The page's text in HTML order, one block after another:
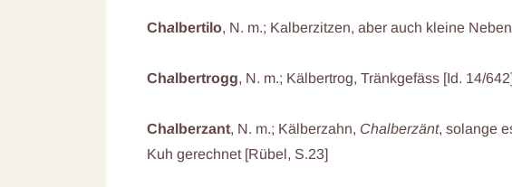
Chalbertilo, N. m.; Kalberzitzen, aber auch kleine
Chalbertrogg, N. m.; Kälbertrog, Tränkgefäss [Id. 14/
Chalberzant, N. m.; Kälberzahn, Chalberzänt, solange
Kuh gerechnet [Rübel, S.23]